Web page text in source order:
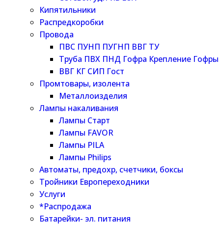
Кипятильники
Распредкоробки
Провода
ПВС ПУНП ПУГНП ВВГ ТУ
Труба ПВХ ПНД Гофра Крепление Гофры
ВВГ КГ СИП Гост
Промтовары, изолента
Металлоизделия
Лампы накаливания
Лампы Старт
Лампы FAVOR
Лампы PILA
Лампы Philips
Автоматы, предохр, счетчики, боксы
Тройники Европереходники
Услуги
*Распродажа
Батарейки- эл. питания